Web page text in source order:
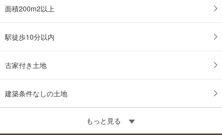
面積200m2以上
駅徒歩10分以内
古家付き土地
建築条件なしの土地
もっと見る